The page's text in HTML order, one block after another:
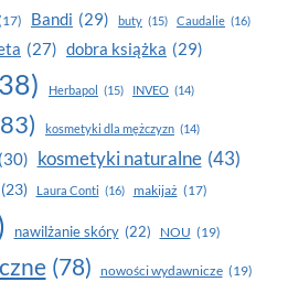
Bandi (29) buty (15) Caudalie (16)
(27) dobra książka (29)
Herbapol (15) INVEO (14)
kosmetyki dla mężczyzn (14)
(30) kosmetyki naturalne (43)
(23) Laura Conti (16) makijaż (17)
nawilżanie skóry (22) NOU (19)
(78) nowości wydawnicze (19)